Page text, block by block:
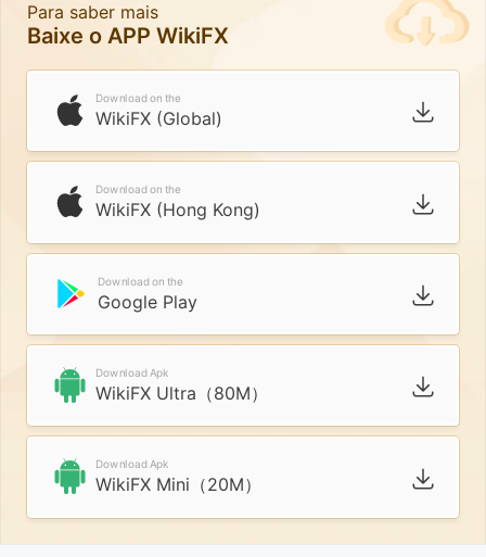
Para saber mais
Baixe o APP WikiFX
Download on the
WikiFX (Global)
Download on the
WikiFX (Hong Kong)
Download on the
Google Play
Download Apk
WikiFX Ultra（80M）
Download Apk
WikiFX Mini（20M）